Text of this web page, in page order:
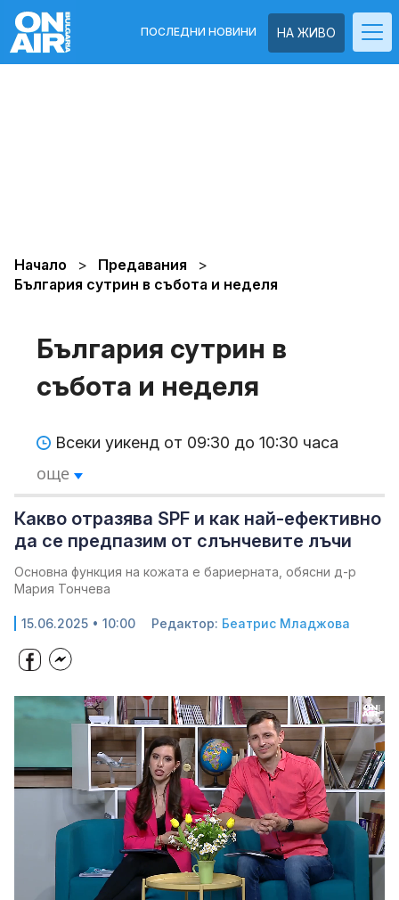
НА ЖИВО
ПОСЛЕДНИ НОВИНИ
Начало
Предавания
България сутрин в събота и неделя
България сутрин в
събота и неделя
Всеки уикенд от 09:30 до 10:30 часа
още
Какво отразява SPF и как най-ефективно
да се предпазим от слънчевите лъчи
Основна функция на кожата е бариерната, обясни д-р
Мария Тончева
15.06.2025 • 10:00 Редактор: Беатрис Младжова
Unmute Loaded